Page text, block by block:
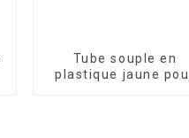
Tube souple en
plastique jaune pour